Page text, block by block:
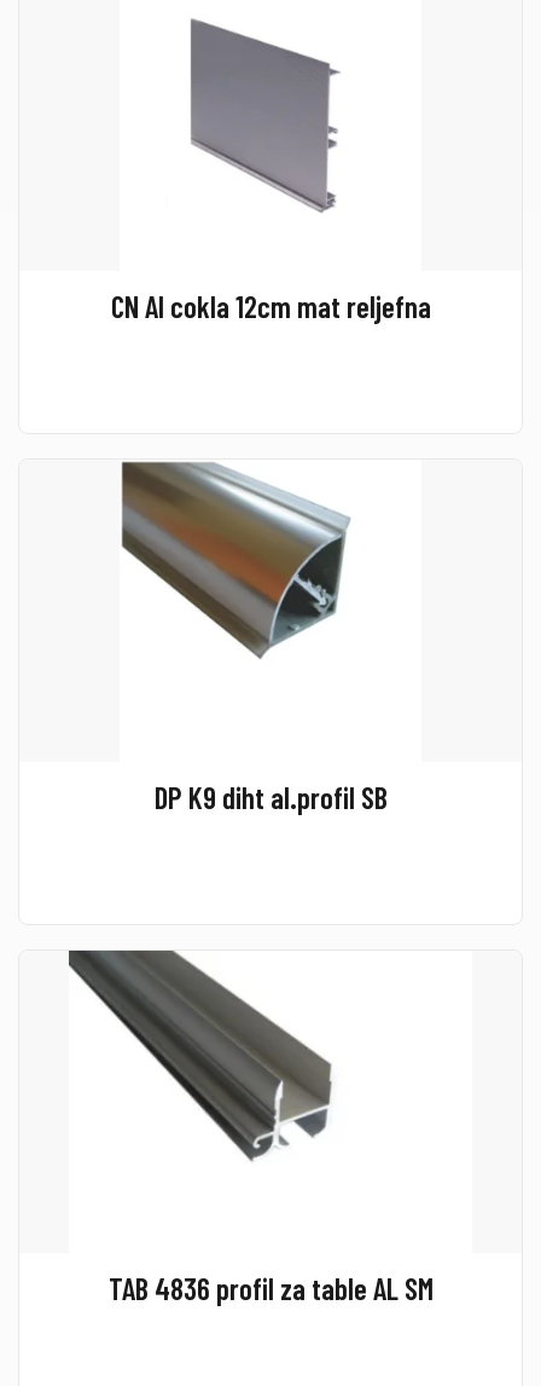
CN Al cokla 12cm mat reljefna
DP K9 diht al.profil SB
TAB 4836 profil za table AL SM